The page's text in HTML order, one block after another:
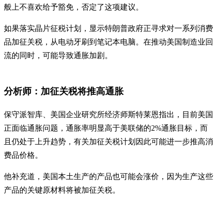
般上不喜欢给予豁免，否定了这项建议。
如果落实晶片征税计划，显示特朗普政府正寻求对一系列消费
品加征关税，从电动牙刷到笔记本电脑。在推动美国制造业回
流的同时，可能导致通胀加剧。
分析师：加征关税将推高通胀
保守派智库、美国企业研究所经济师斯特莱恩指出，目前美国
正面临通胀问题，通胀率明显高于美联储的2%通胀目标，而
且仍处于上升趋势，有关加征关税计划因此可能进一步推高消
费品价格。
他补充道，美国本土生产的产品也可能会涨价，因为生产这些
产品的关键原材料将被加征关税。